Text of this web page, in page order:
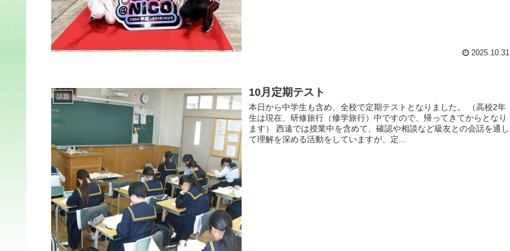
2025.10.31
話題 10月定期テスト
本日から中学生も含め、全校で定期テストとなりました。 （高校2年
生は現在、研修旅行（修学旅行）中ですので、帰ってきてからとなり
ます） 西遠では授業中を含めて、確認や相談など級友との会話を通し
て理解を深める活動をしていますが、定...